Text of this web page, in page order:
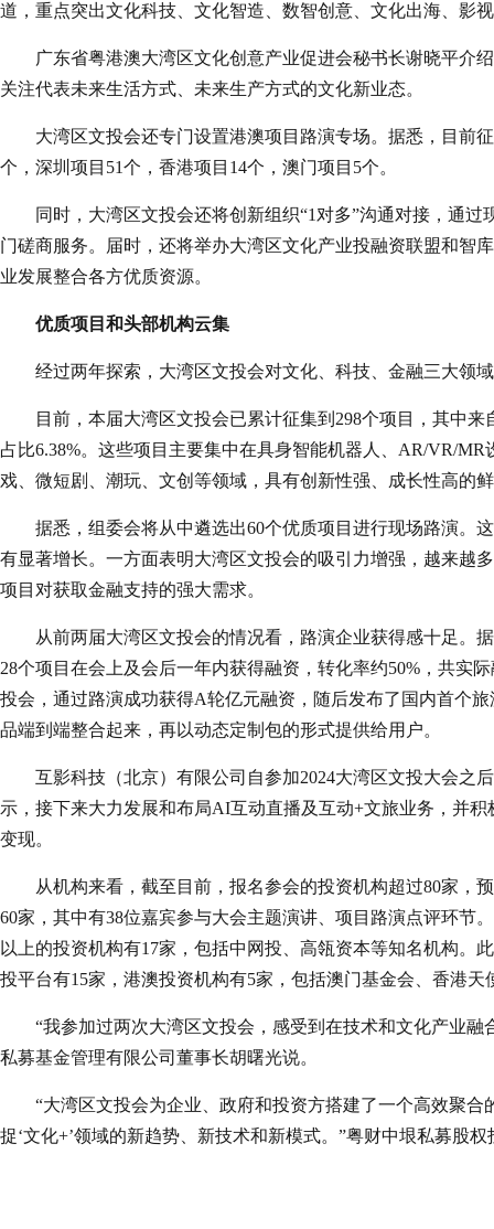
道，重点突出文化科技、文化智造、数智创意、文化出海、影
广东省粤港澳大湾区文化创意产业促进会秘书长谢晓平介
关注代表未来生活方式、未来生产方式的文化新业态。
大湾区文投会还专门设置港澳项目路演专场。据悉，目前
个，深圳项目51个，香港项目14个，澳门项目5个。
同时，大湾区文投会还将创新组织“1对多”沟通对接，通
门磋商服务。届时，还将举办大湾区文化产业投融资联盟和智
业发展整合各方优质资源。
优质项目和头部机构云集
经过两年探索，大湾区文投会对文化、科技、金融三大领
目前，本届大湾区文投会已累计征集到298个项目，其中
占比6.38%。这些项目主要集中在具身智能机器人、AR/VR/
戏、微短剧、潮玩、文创等领域，具有创新性强、成长性高的
据悉，组委会将从中遴选出60个优质项目进行现场路演。
有显著增长。一方面表明大湾区文投会的吸引力增强，越来越
项目对获取金融支持的强大需求。
从前两届大湾区文投会的情况看，路演企业获得感十足。
28个项目在会上及会后一年内获得融资，转化率约50%，共实
投会，通过路演成功获得A轮亿元融资，随后发布了国内首个
品端到端整合起来，再以动态定制包的形式提供给用户。
互影科技（北京）有限公司自参加2024大湾区文投大会之
示，接下来大力发展和布局AI互动直播及互动+文旅业务，并
变现。
从机构来看，截至目前，报名参会的投资机构超过80家，
60家，其中有38位嘉宾参与大会主题演讲、项目路演点评环节
以上的投资机构有17家，包括中网投、高瓴资本等知名机构。
投平台有15家，港澳投资机构有5家，包括澳门基金会、香港
“我参加过两次大湾区文投会，感受到在技术和文化产业
私募基金管理有限公司董事长胡曙光说。
“大湾区文投会为企业、政府和投资方搭建了一个高效聚
捉‘文化+’领域的新趋势、新技术和新模式。”粤财中垠私募股